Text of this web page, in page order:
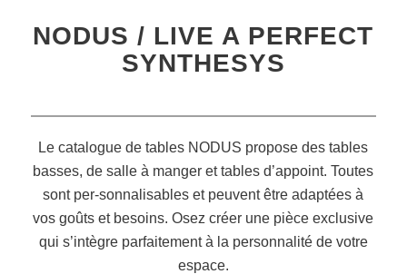
NODUS / LIVE A PERFECT
SYNTHESYS
Le catalogue de tables NODUS propose des tables
basses, de salle à manger et tables d’appoint. Toutes
sont per-sonnalisables et peuvent être adaptées à
vos goûts et besoins. Osez créer une pièce exclusive
qui s’intègre parfaitement à la personnalité de votre
espace.